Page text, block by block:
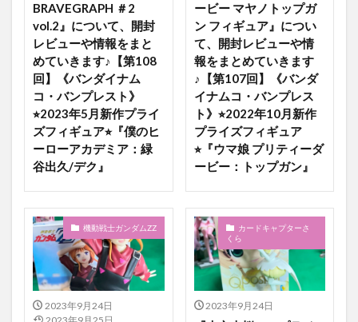
BRAVEGRAPH ＃2
vol.2』について、開封
レビューや情報をまと
めていきます♪【第108
回】《バンダイナム
コ・バンプレスト》
⭐︎2023年5月新作プライ
ズフィギュア⭐︎『僕のヒ
ーローアカデミア：緑
谷出久/デク』
ービー マヤノトップガ
ン フィギュア』につい
て、開封レビューや情
報をまとめていきます
♪【第107回】《バンダ
イナムコ・バンプレス
ト》⭐︎2022年10月新作
プライズフィギュア
⭐︎『ウマ娘 プリティーダ
ービー：トップガン』
機動戦士ガンダムZZ
2023年9月24日
カードキャプターさ
くら
2023年9月24日